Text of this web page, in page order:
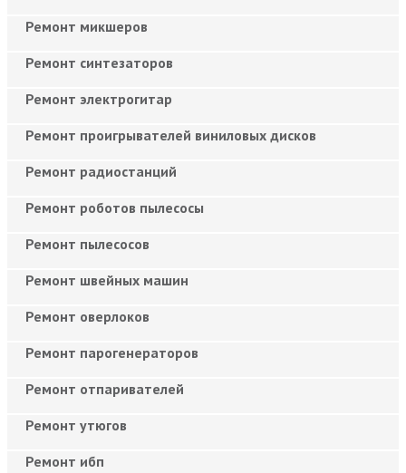
Ремонт микшеров
Ремонт синтезаторов
Ремонт электрогитар
Ремонт проигрывателей виниловых дисков
Ремонт радиостанций
Ремонт роботов пылесосы
Ремонт пылесосов
Ремонт швейных машин
Ремонт оверлоков
Ремонт парогенераторов
Ремонт отпаривателей
Ремонт утюгов
Ремонт ибп